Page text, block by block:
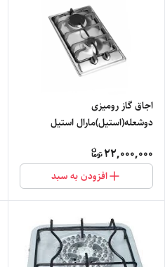
اجاق گاز رومیزی
دوشعله(استیل)مارال استیل
22,000,000
افزودن به سبد